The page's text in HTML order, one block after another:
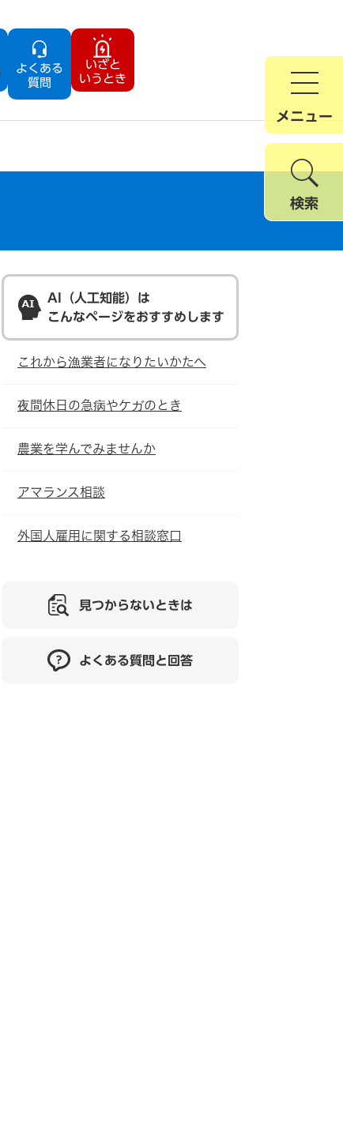
よくある
質問
いざと
いうとき
メニュー
検索
AI（人工知能）は
こんなページをおすすめします
これから漁業者になりたいかたへ
夜間休日の急病やケガのとき
農業を学んでみませんか
アマランス相談
外国人雇用に関する相談窓口
見つからないときは
よくある質問と回答